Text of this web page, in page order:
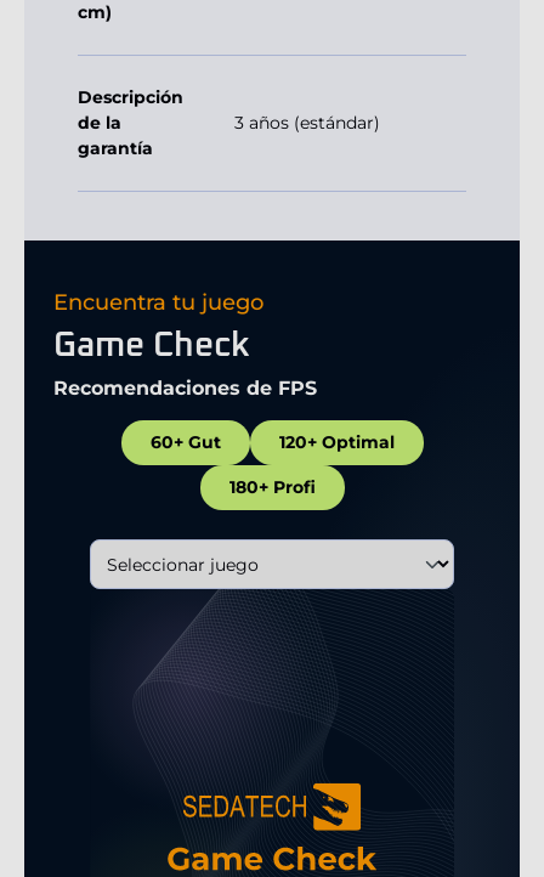
cm)
Descripción
de la
garantía
3 años (estándar)
Encuentra tu juego
Game Check
Recomendaciones de FPS
60+ Gut 120+ Optimal
180+ Profi